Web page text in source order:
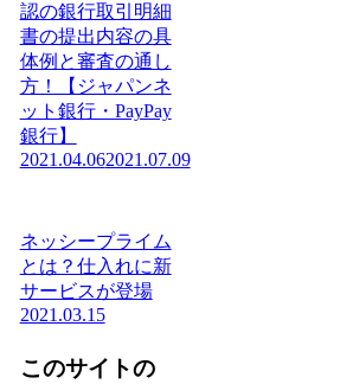
認の銀行取引明細
書の提出内容の具
体例と審査の通し
方！【ジャパンネ
ット銀行・PayPay
銀行】
2021.04.062021.07.09
ネッシープライム
とは？仕入れに新
サービスが登場
2021.03.15
このサイトの